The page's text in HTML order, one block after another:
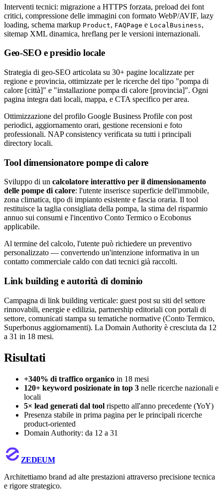
Interventi tecnici: migrazione a HTTPS forzata, preload dei font
critici, compressione delle immagini con formato WebP/AVIF, lazy
loading, schema markup Product, FAQPage e LocalBusiness,
sitemap XML dinamica, hreflang per le versioni internazionali.
Geo-SEO e presidio locale
Strategia di geo-SEO articolata su 30+ pagine localizzate per
regione e provincia, ottimizzate per le ricerche del tipo "pompa di
calore [città]" e "installazione pompa di calore [provincia]". Ogni
pagina integra dati locali, mappa, e CTA specifico per area.
Ottimizzazione del profilo Google Business Profile con post
periodici, aggiornamento orari, gestione recensioni e foto
professionali. NAP consistency verificata su tutti i principali
directory locali.
Tool dimensionatore pompe di calore
Sviluppo di un calcolatore interattivo per il dimensionamento
delle pompe di calore: l'utente inserisce superficie dell'immobile,
zona climatica, tipo di impianto esistente e fascia oraria. Il tool
restituisce la taglia consigliata della pompa, la stima del risparmio
annuo sui consumi e l'incentivo Conto Termico o Ecobonus
applicabile.
Al termine del calcolo, l'utente può richiedere un preventivo
personalizzato — convertendo un'intenzione informativa in un
contatto commerciale caldo con dati tecnici già raccolti.
Link building e autorità di dominio
Campagna di link building verticale: guest post su siti del settore
rinnovabili, energie e edilizia, partnership editoriali con portali di
settore, comunicati stampa su tematiche normative (Conto Termico,
Superbonus aggiornamenti). La Domain Authority è cresciuta da 12
a 31 in 18 mesi.
Risultati
+340% di traffico organico in 18 mesi
120+ keyword posizionate in top 3 nelle ricerche nazionali e
locali
5× lead generati dal tool rispetto all'anno precedente (YoY)
Presenza stabile in prima pagina per le principali ricerche
product-oriented
Domain Authority: da 12 a 31
ZEDEUM
Architettiamo brand ad alte prestazioni attraverso precisione tecnica
e rigore strategico.